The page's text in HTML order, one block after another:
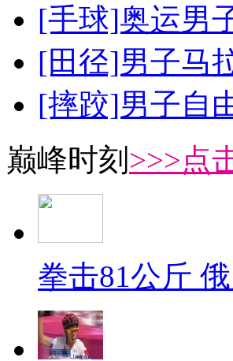
[手球]奥运男
[田径]男子马
[摔跤]男子自
巅峰时刻 >>>点
拳击81公斤